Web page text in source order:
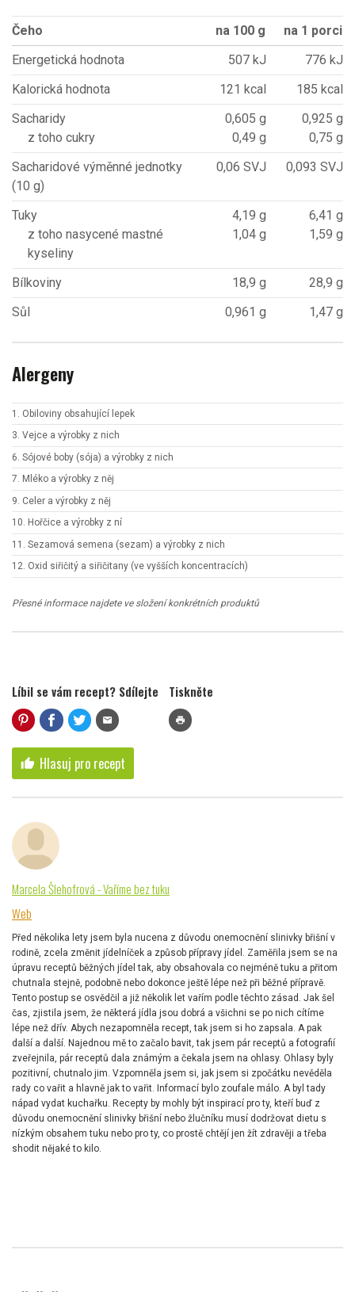
Čeho na 100 g
na 1 porci
Energetická hodnota
507 kJ
776 kJ
Kalorická hodnota
121 kcal
185 kcal
Sacharidy
z toho cukry
0,605 g
0,49 g
0,925 g
0,75 g
Sacharidové výměnné jednotky
(10 g)
0,06 SVJ 0,093 SVJ
Tuky
z toho nasycené mastné
kyseliny
4,19 g
1,04 g
6,41 g
1,59 g
Bílkoviny 18,9 g
28,9 g
Sůl
0,961 g 1,47 g
Alergeny
1. Obiloviny obsahující lepek
3. Vejce a výrobky z nich
6. Sójové boby (sója) a výrobky z nich
7. Mléko a výrobky z něj
9. Celer a výrobky z něj
10. Hořčice a výrobky z ní
11. Sezamová semena (sezam) a výrobky z nich
12. Oxid siřičitý a siřičitany (ve vyšších koncentracích)
Přesné informace najdete ve složení konkrétních produktů
Líbil se vám recept? Sdílejte
mail
Tiskněte
print
thumb_up Hlasuj pro recept
Marcela Šlehofrová - Vaříme bez tuku
Web
Před několika lety jsem byla nucena z důvodu onemocnění slinivky břišní v
rodině, zcela změnit jídelníček a způsob přípravy jídel. Zaměřila jsem se na
úpravu receptů běžných jídel tak, aby obsahovala co nejméně tuku a přitom
chutnala stejně, podobně nebo dokonce ještě lépe než při běžné přípravě.
Tento postup se osvědčil a již několik let vařím podle těchto zásad. Jak šel
čas, zjistila jsem, že některá jídla jsou dobrá a všichni se po nich cítíme
lépe než dřív. Abych nezapomněla recept, tak jsem si ho zapsala. A pak
další a další. Najednou mě to začalo bavit, tak jsem pár receptů a fotografií
zveřejnila, pár receptů dala známým a čekala jsem na ohlasy. Ohlasy byly
pozitivní, chutnalo jim. Vzpomněla jsem si, jak jsem si zpočátku nevěděla
rady co vařit a hlavně jak to vařit. Informací bylo zoufale málo. A byl tady
nápad vydat kuchařku. Recepty by mohly být inspirací pro ty, kteří buď z
důvodu onemocnění slinivky břišní nebo žlučníku musí dodržovat dietu s
nízkým obsahem tuku nebo pro ty, co prostě chtějí jen žít zdravěji a třeba
shodit nějaké to kilo.